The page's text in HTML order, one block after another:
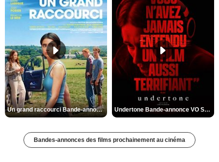
Un grand raccourci Bande-annonce VF Undertone Bande-annonce VO STFR
Bandes-annonces des films prochainement au cinéma